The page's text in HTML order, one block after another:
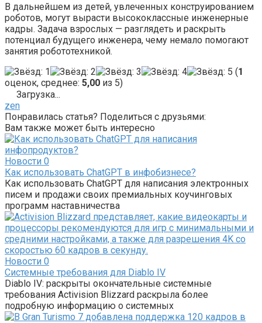
В дальнейшем из детей, увлеченных конструированием
роботов, могут вырасти высококлассные инженерные
кадры. Задача взрослых — разглядеть и раскрыть
потенциал будущего инженера, чему немало помогают
занятия робототехникой.
(1
оценок, среднее: 5,00 из 5)
Загрузка...
zen
Понравилась статья? Поделиться с друзьями:
Вам также может быть интересно
Новости 0
Как использовать ChatGPT в инфобизнесе?
Как использовать ChatGPT для написания электронных
писем и продажи своих премиальных коучинговых
программ наставничества
Новости 0
Системные требования для Diablo IV
Diablo IV: раскрыты окончательные системные
требования Activision Blizzard раскрыла более
подробную информацию о системных